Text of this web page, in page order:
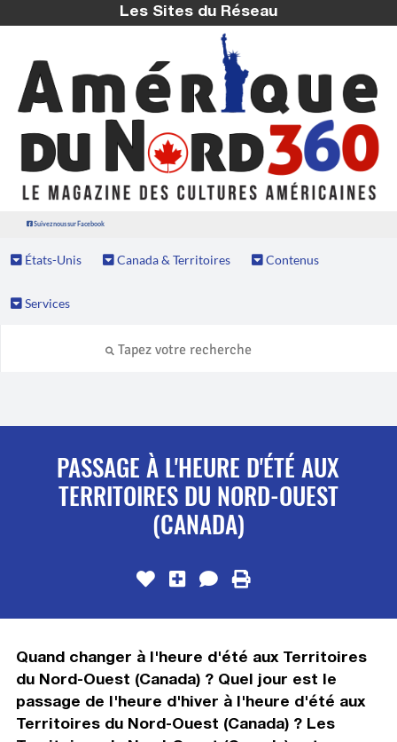
Les Sites du Réseau
Suivez nous sur Facebook
États-Unis Canada & Territoires Contenus
Services
PASSAGE À L'HEURE D'ÉTÉ AUX
TERRITOIRES DU NORD-OUEST
(CANADA)
Quand changer à l'heure d'été aux Territoires
du Nord-Ouest (Canada) ? Quel jour est le
passage de l'heure d'hiver à l'heure d'été aux
Territoires du Nord-Ouest (Canada) ? Les